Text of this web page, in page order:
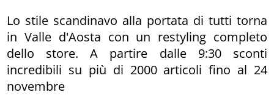
Lo stile scandinavo alla portata di tutti torna
in Valle d'Aosta con un restyling completo
dello store. A partire dalle 9:30 sconti
incredibili su più di 2000 articoli fino al 24
novembre